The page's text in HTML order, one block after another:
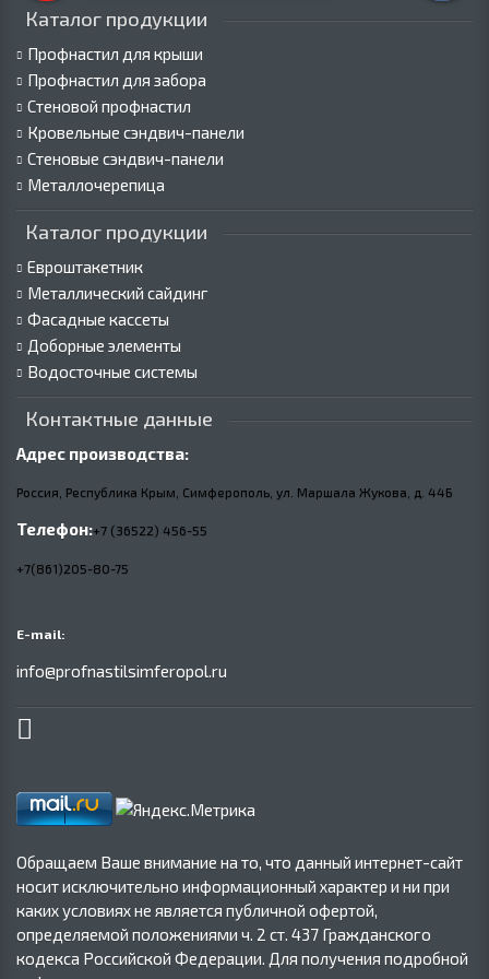
Каталог продукции
Профнастил для крыши
Профнастил для забора
Стеновой профнастил
Кровельные сэндвич-панели
Стеновые сэндвич-панели
Металлочерепица
Каталог продукции
Евроштакетник
Металлический сайдинг
Фасадные кассеты
Доборные элементы
Водосточные системы
Контактные данные
Адрес производства:
Россия, Республика Крым, Симферополь, ул. Маршала Жукова, д. 44Б
Телефон:+7 (36522) 456-55
+7(861)205-80-75
E-mail:
info@profnastilsimferopol.ru
Обращаем Ваше внимание на то, что данный интернет-сайт
носит исключительно информационный характер и ни при
каких условиях не является публичной офертой,
определяемой положениями ч. 2 ст. 437 Гражданского
кодекса Российской Федерации. Для получения подробной